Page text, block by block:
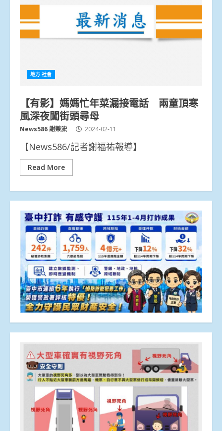
地方.社會
【有影】媽媽忙年菜漏接電話 兩童頂寒
風深夜闖街頭尋母
News586 謝榮浤 2024-02-11
【News586/記者謝福祐報導】
Read More